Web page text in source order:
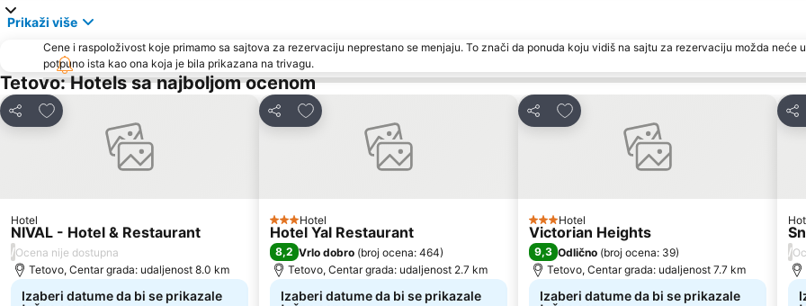
Prikaži više
Cene i raspoloživost koje primamo sa sajtova za rezervaciju neprestano se menjaju. To znači da ponuda koju vidiš na sajtu za rezervaciju možda neće
potpuno ista kao ona koja je bila prikazana na trivagu.
Tetovo: Hotels sa najboljom ocenom
Deli
Dodati u favorite
Hotel
NIVAL - Hotel & Restaurant
/Ocena nije dostupna
Tetovo, Centar grada: udaljenost 8.0 km
Izaberi datume da bi se prikazale
Deli
Dodati u favorite
3 Zvezdice
Hotel
Hotel Yal Restaurant
8,2 Vrlo dobro (broj ocena: 464)
Tetovo, Centar grada: udaljenost 2.7 km
Izaberi datume da bi se prikazale
Deli
Dodati u favorite
3 Zvezdice
Hotel
Victorian Heights
9,3 Odlično (broj ocena: 39)
Tetovo, Centar grada: udaljenost 7.7 km
Izaberi datume da bi se prikazale
Deli
/